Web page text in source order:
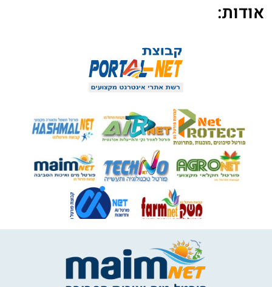
אודות: